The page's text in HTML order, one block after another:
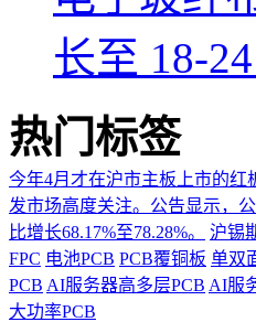
长至 18-
热门标签
今年4月才在沪市主板上市的
发市场高度关注。公告显示，
比增长68.17%至78.28%。
沪锡
FPC 电池PCB PCB覆铜板 单双
PCB AI服务器高多层PCB AI服
大功率PCB